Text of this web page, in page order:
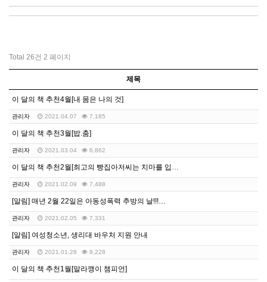
Total 26건 2 페이지
제목
이 달의 책 추천4월[내 몸은 나의 것]
관리자 2021.04.07 7,185
이 달의 책 추천3월[밥.춤]
관리자 2021.03.04 6,862
이 달의 책 추천2월[최고의 빵집아저씨는 치마를 입어요…
관리자 2021.02.09 7,488
[알림] 매년 2월 22일은 아동성폭력 추방의 날!!!…
관리자 2021.02.05 7,331
[알림] 여성청소년, 생리대 바우처 지원 안내
관리자 2021.01.28 8,228
이 달의 책 추천1월[말라깽이 챔피언]